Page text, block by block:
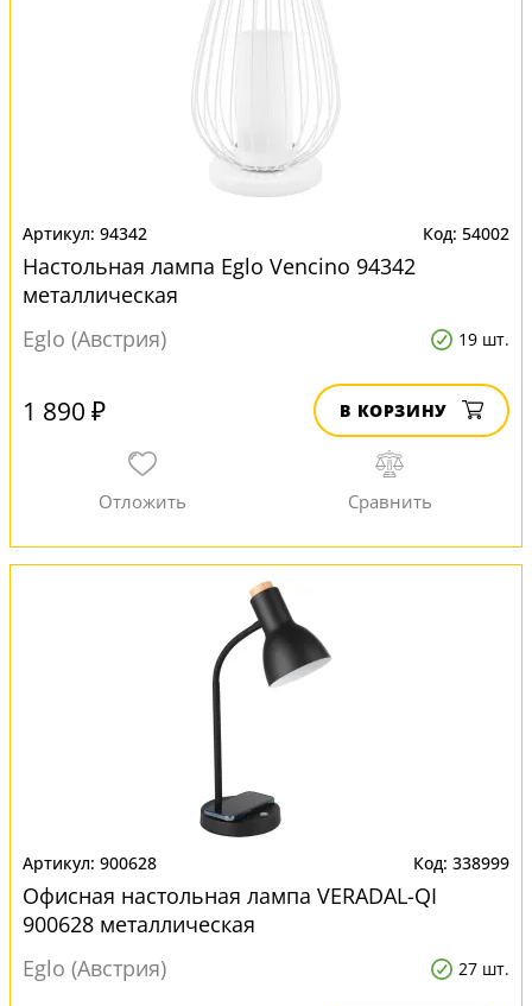
94342 54002
Настольная лампа Eglo Vencino 94342
металлическая
Eglo (Австрия)
19 шт.
1 890 ₽ В КОРЗИНУ
900628 338999
Офисная настольная лампа VERADAL-QI
900628 металлическая
Eglo (Австрия)
27 шт.